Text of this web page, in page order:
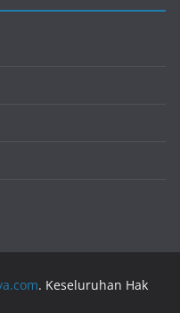
. Keseluruhan Hak